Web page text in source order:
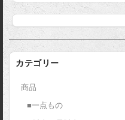
e
o
o
k
e
カテゴリー
商品
■一点もの